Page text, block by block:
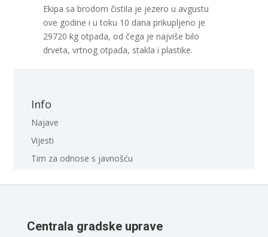
Ekipa sa brodom čistila je jezero u avgustu
ove godine i u toku 10 dana prikupljeno je
29720 kg otpada, od čega je najviše bilo
drveta, vrtnog otpada, stakla i plastike.
Info
Najave
Vijesti
Tim za odnose s javnošću
Centrala gradske uprave